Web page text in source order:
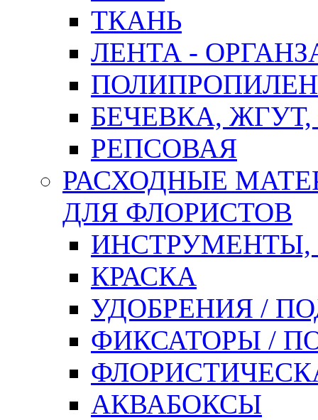
ТКАНЬ
ЛЕНТА -
БЕЧЕВКА,
РЕПСОВАЯ
РАСХОДНЫЕ
ДЛЯ ФЛОРИСТОВ
ИНСТРУМЕНТЫ,
КРАСКА
УДОБРЕНИЯ /
ФИКСАТОРЫ /
АКВАБОКСЫ